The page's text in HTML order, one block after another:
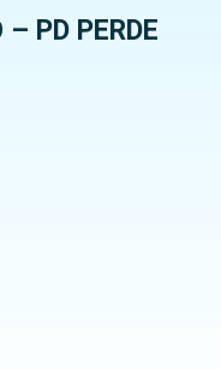
PD PERDE